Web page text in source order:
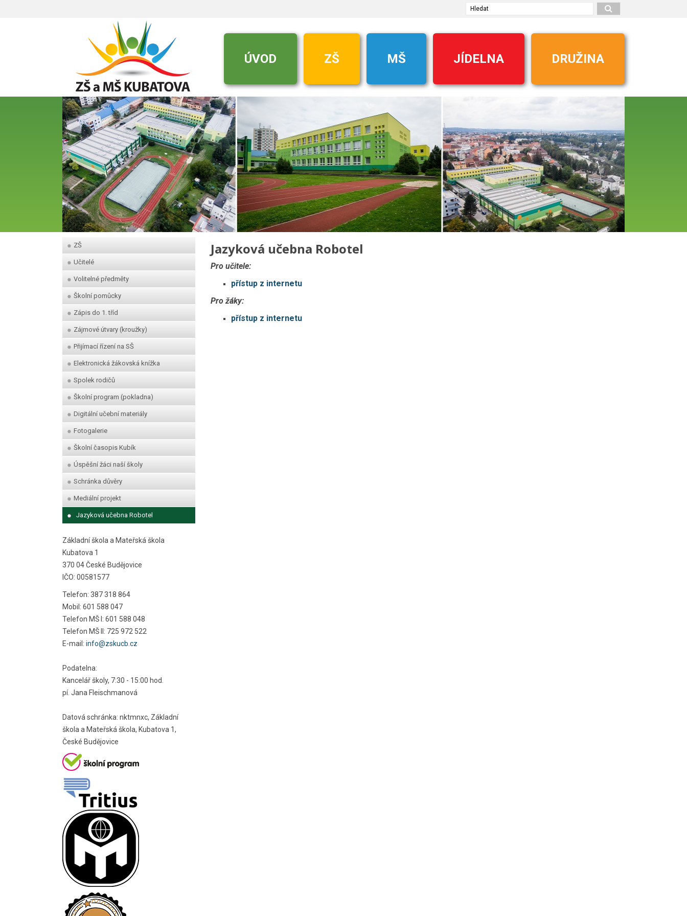
Hledat
ÚVOD ZŠ MŠ JÍDELNA DRUŽINA
ZŠ
Učitelé
Volitelné předměty
Školní pomůcky
Zápis do 1. tříd
Zájmové útvary (kroužky)
Přijímací řízení na SŠ
Elektronická žákovská knížka
Spolek rodičů
Školní program (pokladna)
Digitální učební materiály
Fotogalerie
Školní časopis Kubík
Úspěšní žáci naší školy
Schránka důvěry
Mediální projekt
Jazyková učebna Robotel
Základní škola a Mateřská škola
Kubatova 1
370 04 České Budějovice
IČO: 00581577
Telefon: 387 318 864
Mobil: 601 588 047
Telefon MŠ I: 601 588 048
Telefon MŠ II: 725 972 522
E-mail: info@zskucb.cz
Podatelna:
Kancelář školy, 7:30 - 15:00 hod.
pí. Jana Fleischmanová
Datová schránka: nktmnxc, Základní
škola a Mateřská škola, Kubatova 1,
České Budějovice
Jazyková učebna Robotel
Pro učitele:
přístup z internetu
Pro žáky:
přístup z internetu